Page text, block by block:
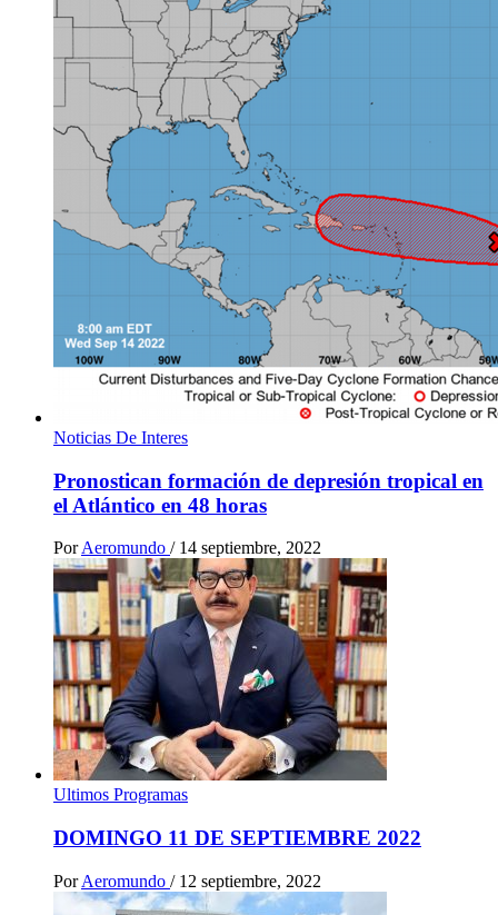
Noticias De Interes
Pronostican formación de depresión tropical en
el Atlántico en 48 horas
PorAeromundo / 14 septiembre, 2022
Ultimos Programas
DOMINGO 11 DE SEPTIEMBRE 2022
Por Aeromundo / 12 septiembre, 2022